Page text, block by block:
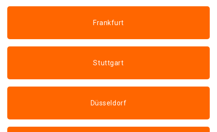
Frankfurt
Stuttgart
Düsseldorf